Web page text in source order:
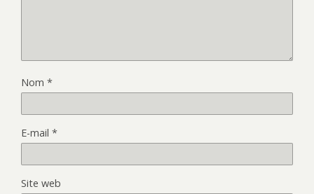
Nom *
E-mail *
Site web